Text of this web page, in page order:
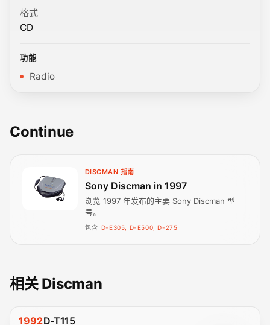
格式
CD
功能
Radio
Continue
DISCMAN 指南
Sony Discman in 1997
浏览 1997 年发布的主要 Sony Discman 型
号。
包含 D-E305, D-E500, D-275
相关 Discman
1992D-T115